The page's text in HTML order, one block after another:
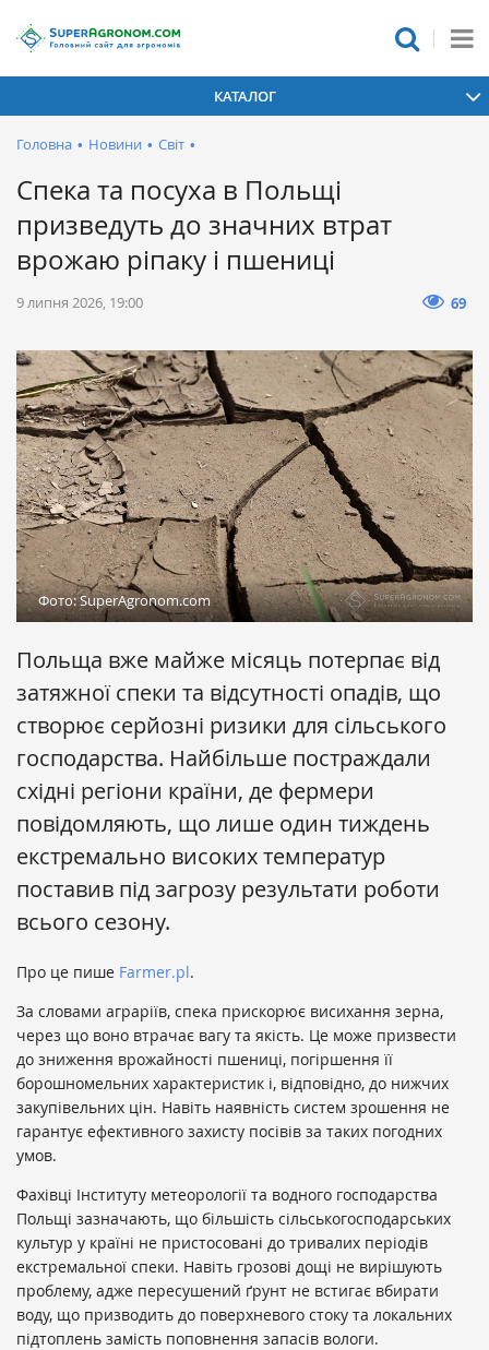
КАТАЛОГ
Головна • Новини • Світ •
Спека та посуха в Польщі
призведуть до значних втрат
врожаю ріпаку і пшениці
9 липня 2026, 19:00 69
Фото: SuperAgronom.com
Польща вже майже місяць потерпає від
затяжної спеки та відсутності опадів, що
створює серйозні ризики для сільського
господарства. Найбільше постраждали
східні регіони країни, де фермери
повідомляють, що лише один тиждень
екстремально високих температур
поставив під загрозу результати роботи
всього сезону.
Про це пише Farmer.pl.
За словами аграріїв, спека прискорює висихання зерна,
через що воно втрачає вагу та якість. Це може призвести
до зниження врожайності пшениці, погіршення її
борошномельних характеристик і, відповідно, до нижчих
закупівельних цін. Навіть наявність систем зрошення не
гарантує ефективного захисту посівів за таких погодних
умов.
Фахівці Інституту метеорології та водного господарства
Польщі зазначають, що більшість сільськогосподарських
культур у країні не пристосовані до тривалих періодів
екстремальної спеки. Навіть грозові дощі не вирішують
проблему, адже пересушений ґрунт не встигає вбирати
воду, що призводить до поверхневого стоку та локальних
підтоплень замість поповнення запасів вологи.